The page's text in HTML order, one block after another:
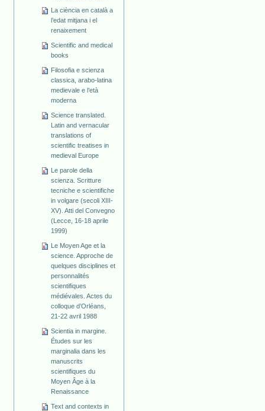
La ciència en català a
l’edat mitjana i el
renaixement
Scientific and medical
books
Filosofia e scienza
classica, arabo-latina
medievale e l’età
moderna
Science translated.
Latin and vernacular
translations of
scientific treatises in
medieval Europe
Le parole della
scienza. Scritture
tecniche e scientifiche
in volgare (secoli XIII-
XV). Atti del Convegno
(Lecce, 16-18 aprile
1999)
Le Moyen Age et la
science. Approche de
quelques disciplines et
personnalités
scientifiques
médiévales. Actes du
colloque d’Orléans,
21-22 avril 1988
Scientia in margine.
Études sur les
marginalia dans les
manuscrits
scientifiques du
Moyen Âge à la
Renaissance
Text and contexts in